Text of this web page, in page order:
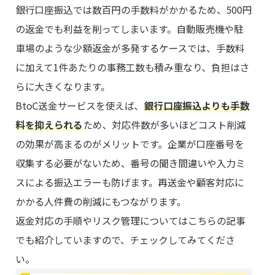
銀行口座振込では数百円の手数料がかかるため、500円
の返金でも利益を削ってしまいます。自動販売機や駐
車場のような少額返金が多発するケースでは、手数料
に加えて1件あたりの事務工数も積み重なり、負担はさ
らに大きくなります。
BtoC送金サービスを使えば、銀行口座振込よりも手数
料を抑えられるため、対応件数が多いほどコスト削減
の効果が高まるのがメリットです。企業が口座番号を
収集する必要がないため、番号の聞き間違いや入力ミ
スによる振込エラーも防げます。再送金や顧客対応に
かかる人件費の削減にもつながります。
返金対応の手順やリスク管理についてはこちらの記事
でも紹介していますので、チェックしてみてくださ
い。